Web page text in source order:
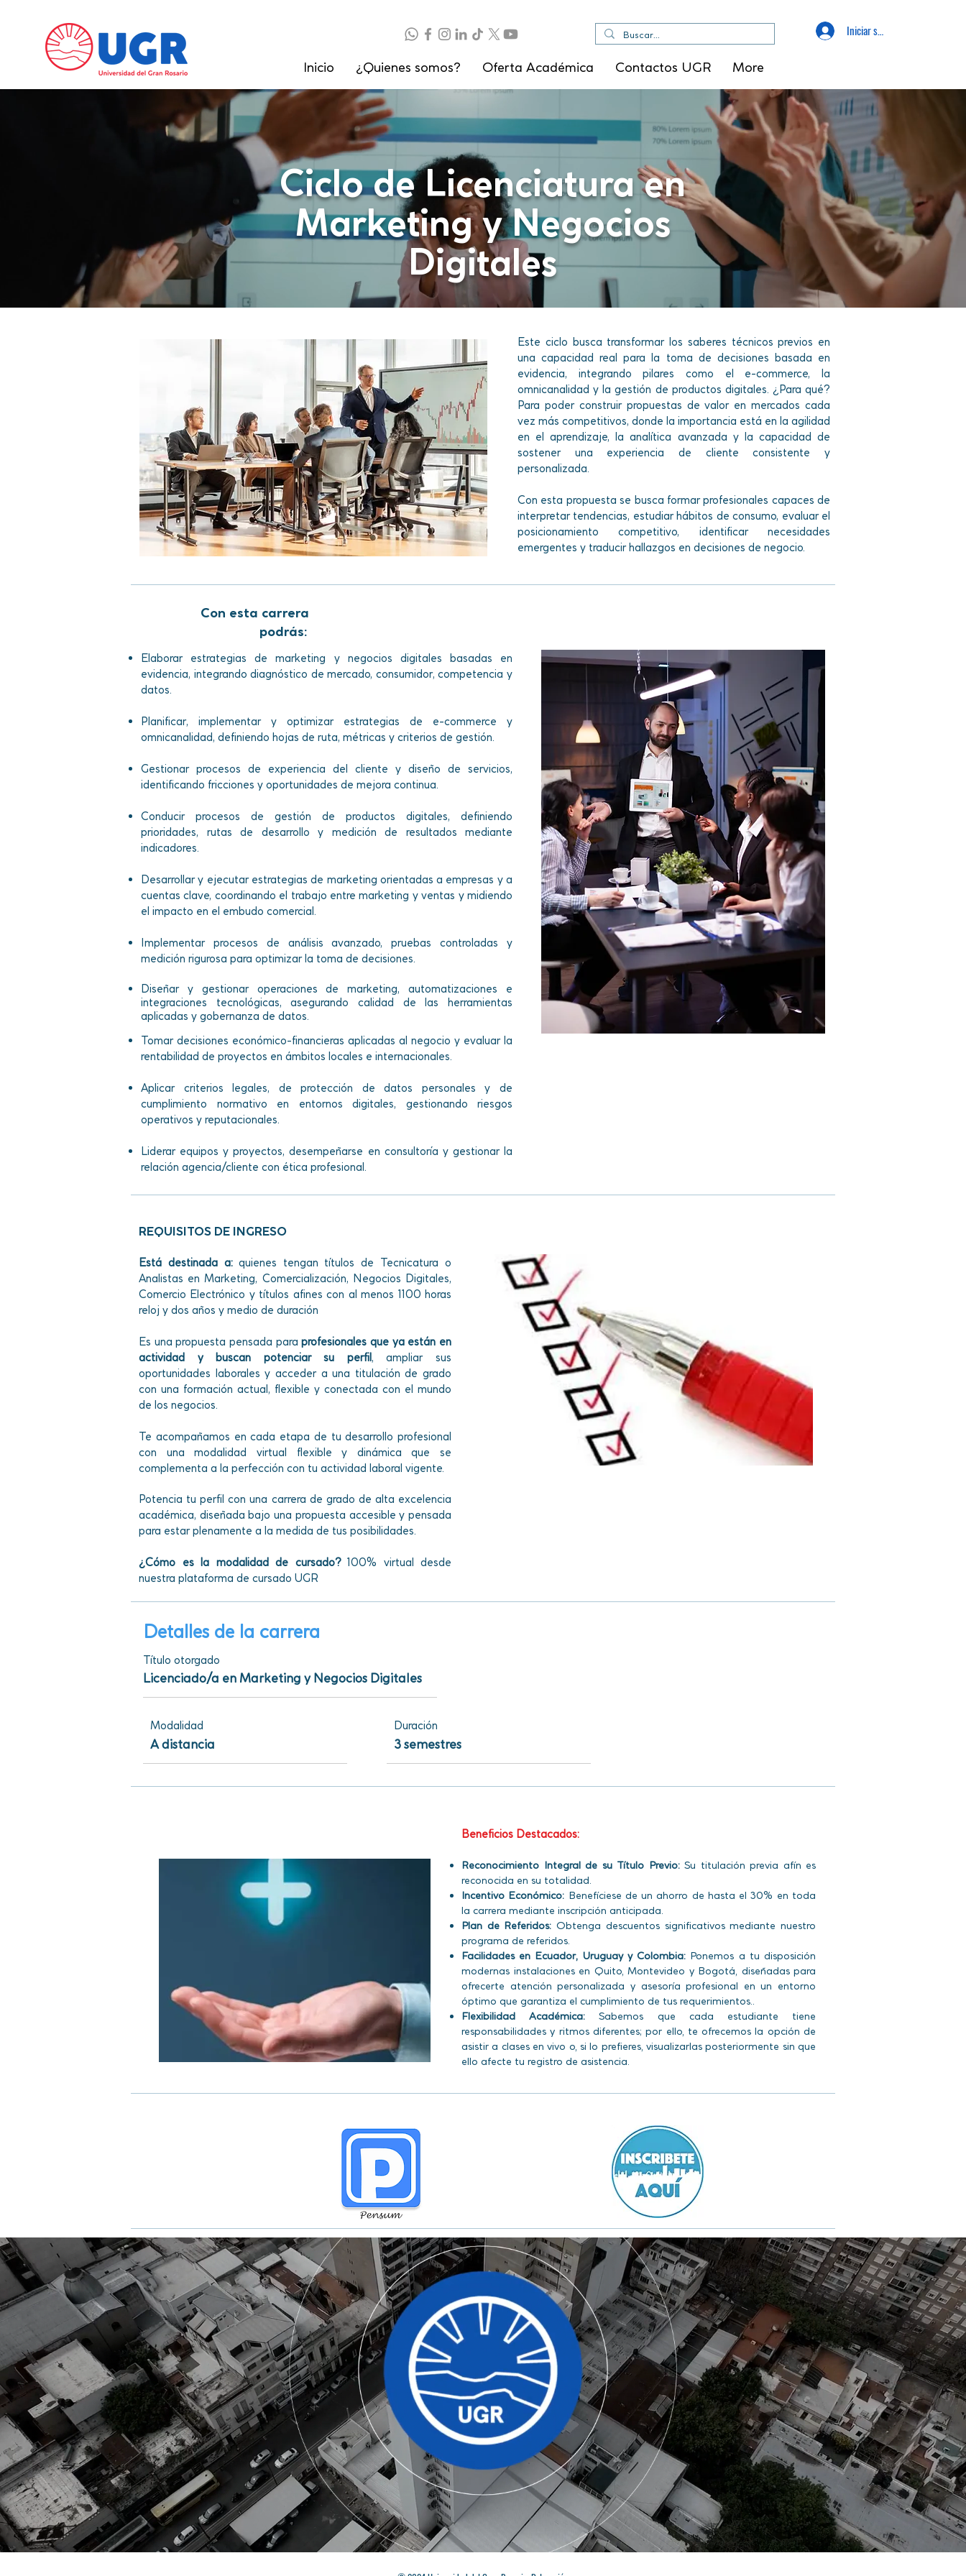
Iniciar sesión
Inicio ¿Quienes somos? Oferta Académica Contactos UGR More
Ciclo de Licenciatura en
Marketing y Negocios
Digitales
Este ciclo busca transformar los saberes técnicos previos en
una capacidad real para la toma de decisiones basada en
evidencia, integrando pilares como el e-commerce, la
omnicanalidad y la gestión de productos digitales. ¿Para qué?
Para poder construir propuestas de valor en mercados cada
vez más competitivos, donde la importancia está en la agilidad
en el aprendizaje, la analítica avanzada y la capacidad de
sostener una experiencia de cliente consistente y
personalizada.
Con esta propuesta se busca formar profesionales capaces de
interpretar tendencias, estudiar hábitos de consumo, evaluar el
posicionamiento competitivo, identificar necesidades
emergentes y traducir hallazgos en decisiones de negocio.
Con esta carrera
podrás:
Elaborar estrategias de marketing y negocios digitales basadas en
evidencia, integrando diagnóstico de mercado, consumidor, competencia y
datos.
Planificar, implementar y optimizar estrategias de e-commerce y
omnicanalidad, definiendo hojas de ruta, métricas y criterios de gestión.
Gestionar procesos de experiencia del cliente y diseño de servicios,
identificando fricciones y oportunidades de mejora continua.
Conducir procesos de gestión de productos digitales, definiendo
prioridades, rutas de desarrollo y medición de resultados mediante
indicadores.
Desarrollar y ejecutar estrategias de marketing orientadas a empresas y a
cuentas clave, coordinando el trabajo entre marketing y ventas y midiendo
el impacto en el embudo comercial.
Implementar procesos de análisis avanzado, pruebas controladas y
medición rigurosa para optimizar la toma de decisiones.
Diseñar y gestionar operaciones de marketing, automatizaciones e
integraciones tecnológicas, asegurando calidad de las herramientas
aplicadas y gobernanza de datos.
Tomar decisiones económico-financieras aplicadas al negocio y evaluar la
rentabilidad de proyectos en ámbitos locales e internacionales.
Aplicar criterios legales, de protección de datos personales y de
cumplimiento normativo en entornos digitales, gestionando riesgos
operativos y reputacionales.
Liderar equipos y proyectos, desempeñarse en consultoría y gestionar la
relación agencia/cliente con ética profesional.
REQUISITOS DE INGRESO
Está destinada a:quienes tengan títulos de Tecnicatura o
Analistas en Marketing, Comercialización, Negocios Digitales,
Comercio Electrónico y títulos afines con al menos 1100 horas
reloj y dos años y medio de duración
Es una propuesta pensada paraprofesionales que ya están en
actividad y buscan potenciar su perfil, ampliar sus
oportunidades laborales y acceder a una titulación de grado
con una formación actual, flexible y conectada con el mundo
de los negocios.
Te acompañamos en cada etapa de tu desarrollo profesional
con una modalidad virtual flexible y dinámica que se
complementa a la perfección con tu actividad laboral vigente.
Potencia tu perfil con una carrera de grado de alta excelencia
académica, diseñada bajo una propuesta accesible y pensada
para estar plenamente a la medida de tus posibilidades.
¿Cómo es la modalidad de cursado?100% virtual desde
nuestra plataforma de cursado UGR
Detalles de la carrera
Título otorgado
Licenciado/a en Marketing y Negocios Digitales
Modalidad
A distancia
Duración
3 semestres
Beneficios Destacados:
Reconocimiento Integral de su Título Previo:Su titulación previa afín es
reconocida en su totalidad.
Incentivo Económico: Benefíciese de un ahorro de hasta el 30% en toda
la carrera mediante inscripción anticipada.
Plan de Referidos: Obtenga descuentos significativos mediante nuestro
programa de referidos.
Facilidades en Ecuador, Uruguay y Colombia: Ponemos a tu disposición
modernas instalaciones en Quito, Montevideo y Bogotá, diseñadas para
ofrecerte atención personalizada y asesoría profesional en un entorno
óptimo que garantiza el cumplimiento de tus requerimientos..
Flexibilidad Académica: Sabemos que cada estudiante tiene
responsabilidades y ritmos diferentes; por ello, te ofrecemos la opción de
asistir a clases en vivo o, si lo prefieres, visualizarlas posteriormente sin que
ello afecte tu registro de asistencia.